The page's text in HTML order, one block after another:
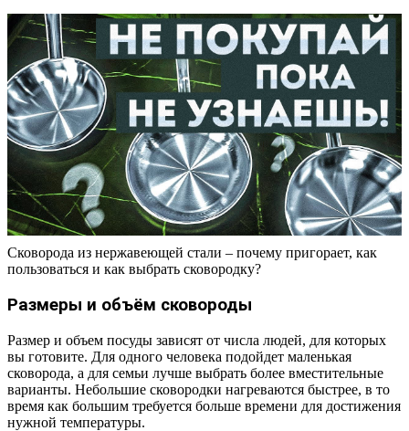
Сковорода из нержавеющей стали – почему пригорает, как
пользоваться и как выбрать сковородку?
Размеры и объём сковороды
Размер и объем посуды зависят от числа людей, для которых
вы готовите. Для одного человека подойдет маленькая
сковорода, а для семьи лучше выбрать более вместительные
варианты. Небольшие сковородки нагреваются быстрее, в то
время как большим требуется больше времени для достижения
нужной температуры.